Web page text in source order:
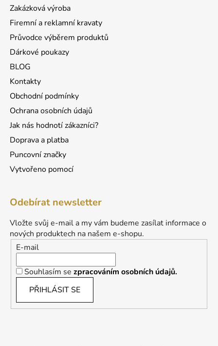
Zakázková výroba
Firemní a reklamní kravaty
Průvodce výběrem produktů
Dárkové poukazy
BLOG
Kontakty
Obchodní podmínky
Ochrana osobních údajů
Jak nás hodnotí zákazníci?
Doprava a platba
Puncovní značky
Vytvořeno pomocí
Odebírat newsletter
Vložte svůj e-mail a my vám budeme zasílat informace o
nových produktech na našem e-shopu.
E-mail
Souhlasím se zpracováním osobních údajů.
PŘIHLÁSIT SE